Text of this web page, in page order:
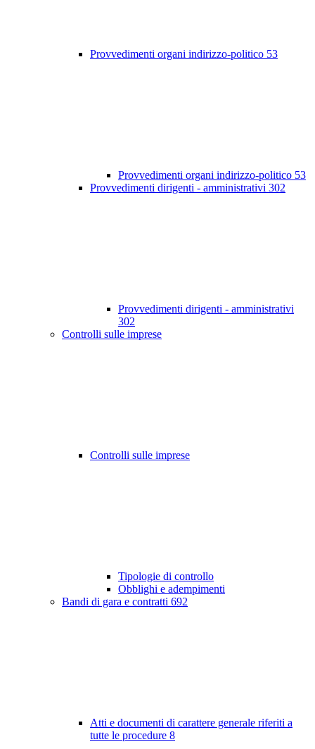
Provvedimenti organi indirizzo-politico 53
Provvedimenti organi indirizzo-politico 53
Provvedimenti dirigenti - amministrativi 302
Provvedimenti dirigenti - amministrativi
302
Controlli sulle imprese
Controlli sulle imprese
Tipologie di controllo
Obblighi e adempimenti
Bandi di gara e contratti 692
Atti e documenti di carattere generale riferiti a
tutte le procedure 8